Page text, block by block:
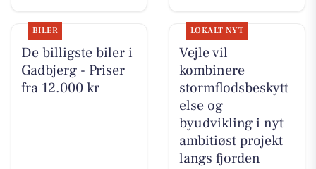
BILER
De billigste biler i
Gadbjerg - Priser
fra 12.000 kr
LOKALT NYT
Vejle vil
kombinere
stormflodsbeskytt
else og
byudvikling i nyt
ambitiøst projekt
langs fjorden